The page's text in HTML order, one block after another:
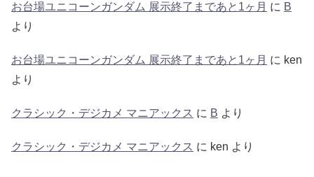
お台場ユニコーンガンダム 展示終了まであと1ヶ月 に B
より
お台場ユニコーンガンダム 展示終了まであと1ヶ月 に ken
より
クラシック・デジカメ マニアックス に B より
クラシック・デジカメ マニアックス に ken より